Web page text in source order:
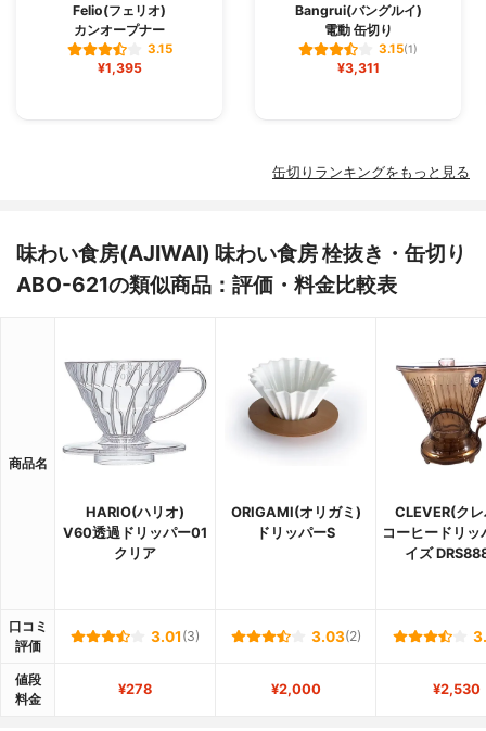
Felio(フェリオ)
カンオープナー
3.15
¥1,395
Bangrui(バングルイ)
電動 缶切り
3.15(1)
¥3,311
缶切りランキングをもっと見る
味わい食房(AJIWAI) 味わい食房 栓抜き・缶切り
ABO-621の類似商品：評価・料金比較表
商品名
HARIO(ハリオ)
V60透過ドリッパー01
クリア
ORIGAMI(オリガミ)
ドリッパーS
CLEVER(ク
コーヒードリッ
イズ
口コミ
評価
3.01 (3) 3.03(2)
値段
料金
¥278 ¥2,000 ¥2,530